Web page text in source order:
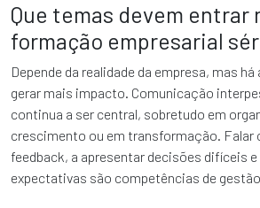
Que temas devem entrar
formação empresarial
Depende da realidade da empresa, mas
gerar mais impacto. Comunicação
continua a ser central, sobretudo em
crescimento ou em transformação. Falar
feedback, a apresentar decisões difíceis e
expectativas são competências de